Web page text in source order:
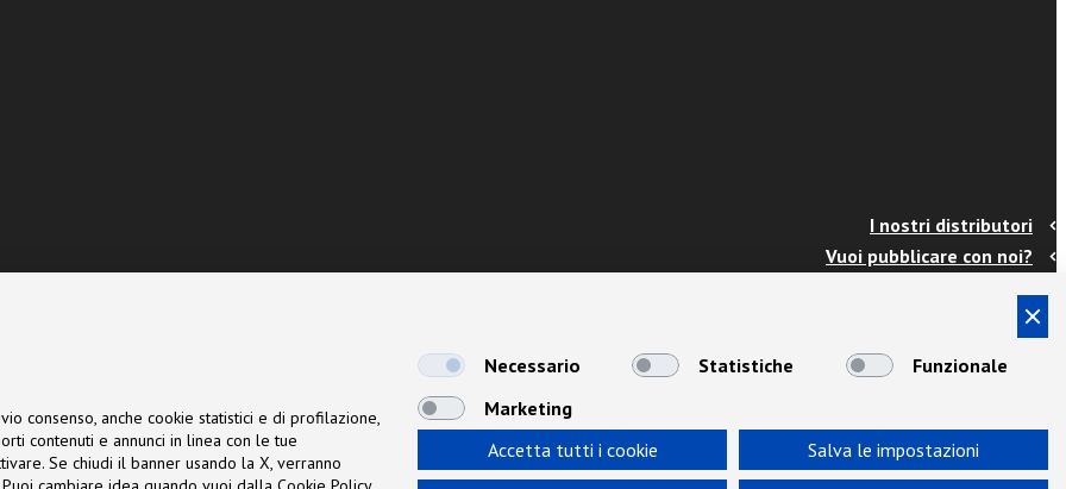
I nostri distributori
Vuoi pubblicare con noi?
Info e spedizioni
Termini e condizioni
Cookies
Area Docenti
Newsletter
consenso, anche cookie statistici e di profilazione,
contenuti e annunci in linea con le tue
Se chiudi il banner usando la X, verranno
Necessario Statistiche
Funzionale
Marketing
Accetta tutti i cookie
Salva le impostazioni